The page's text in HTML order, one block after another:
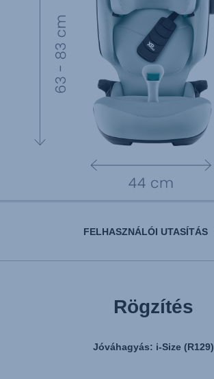
FELHASZNÁLÓI UTASÍTÁS
Rögzítés
Jóváhagyás: i-Size (R129)